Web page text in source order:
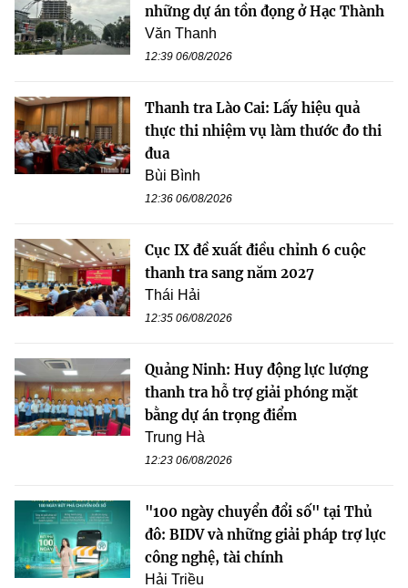
những dự án tồn đọng ở Hạc Thành
Văn Thanh
12:39 06/08/2026
Thanh tra Lào Cai: Lấy hiệu quả
thực thi nhiệm vụ làm thước đo thi
đua
Bùi Bình
12:36 06/08/2026
Cục IX đề xuất điều chỉnh 6 cuộc
thanh tra sang năm 2027
Thái Hải
12:35 06/08/2026
Quảng Ninh: Huy động lực lượng
thanh tra hỗ trợ giải phóng mặt
bằng dự án trọng điểm
Trung Hà
12:23 06/08/2026
"100 ngày chuyển đổi số" tại Thủ
đô: BIDV và những giải pháp trợ lực
công nghệ, tài chính
Hải Triều